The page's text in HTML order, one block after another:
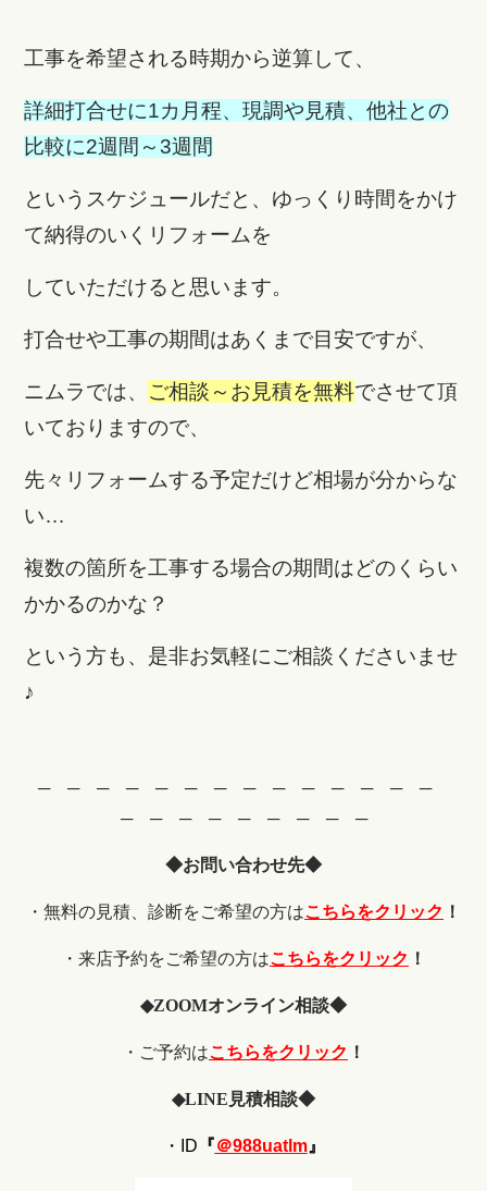
工事を希望される時期から逆算して、
詳細打合せに1カ月程、現調や見積、他社との
比較に2週間～3週間
というスケジュールだと、ゆっくり時間をかけ
て納得のいくリフォームを
していただけると思います。
打合せや工事の期間はあくまで目安ですが、
ニムラでは、 ご相談～お見積を無料でさせて頂
いておりますので、
先々リフォームする予定だけど相場が分からな
い…
複数の箇所を工事する場合の期間はどのくらい
かかるのかな？
という方も、是非お気軽にご相談くださいませ
♪
─ ─ ─ ─ ─ ─ ─ ─ ─ ─ ─ ─ ─ ─
─ ─ ─ ─ ─ ─ ─ ─ ─
◆お問い合わせ先◆
・無料の見積、診断をご希望の方はこちらをクリック ！
・来店予約をご希望の方はこちらをクリック ！
◆ZOOMオンライン相談◆
・ご予約はこちらをクリック ！
◆LINE 見積相談◆
・ID 『＠988uatlm』